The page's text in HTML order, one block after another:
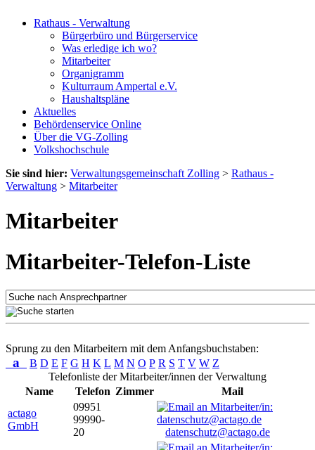
Rathaus - Verwaltung
Bürgerbüro und Bürgerservice
Was erledige ich wo?
Mitarbeiter
Organigramm
Kulturraum Ampertal e.V.
Haushaltspläne
Aktuelles
Behördenservice Online
Über die VG-Zolling
Volkshochschule
Sie sind hier: Verwaltungsgemeinschaft Zolling > Rathaus -
Verwaltung > Mitarbeiter
Mitarbeiter
Mitarbeiter-Telefon-Liste
Sprung zu den Mitarbeitern mit dem Anfangsbuchstaben:
a B D E F G H K L M N O P R S T V W Z
Telefonliste der Mitarbeiter/innen der Verwaltung
Name
Telefon Zimmer
Mail
actago
GmbH
09951
99990-
20
datenschutz@actago.de